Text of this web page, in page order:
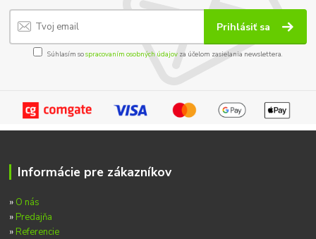
Prihlásiť sa
Súhlasím sospracovaním osobných údajov za účelom zasielania newslettera.
Informácie pre zákazníkov
» O nás
» Predajňa
» Referencie